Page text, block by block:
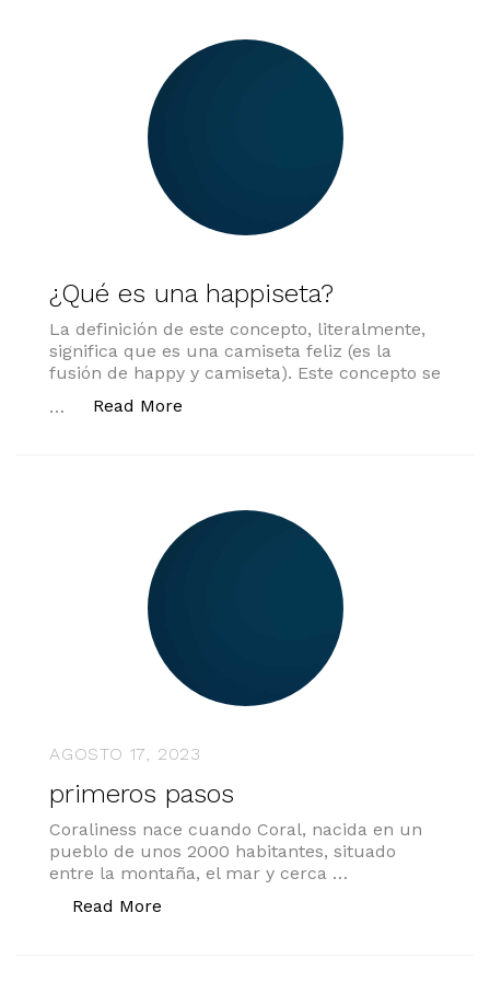
¿Qué es una happiseta?
La definición de este concepto, literalmente,
significa que es una camiseta feliz (es la
fusión de happy y camiseta). Este concepto se
…
Read More
AGOSTO 17, 2023
primeros pasos
Coraliness nace cuando Coral, nacida en un
pueblo de unos 2000 habitantes, situado
entre la montaña, el mar y cerca …
Read More